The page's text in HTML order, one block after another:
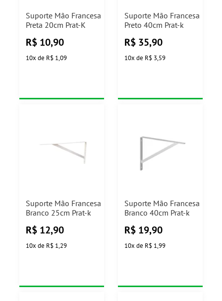
Suporte Mão Francesa
Preta 20cm Prat-K
R$ 10,90
10x de R$ 1,09
Suporte Mão Francesa
Preto 40cm Prat-k
R$ 35,90
10x de R$ 3,59
Suporte Mão Francesa
Branco 25cm Prat-k
R$ 12,90
10x de R$ 1,29
Suporte Mão Francesa
Branco 40cm Prat-k
R$ 19,90
10x de R$ 1,99